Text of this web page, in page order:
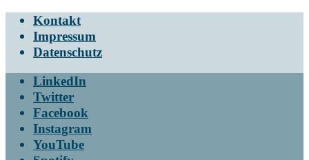
Kontakt
Impressum
Datenschutz
LinkedIn
Twitter
Facebook
Instagram
YouTube